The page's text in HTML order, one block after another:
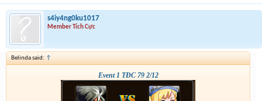
s4iy4ng0ku1017
Member Tích Cực
Belinda said: ↑
Event 1 TĐC 79 2/12